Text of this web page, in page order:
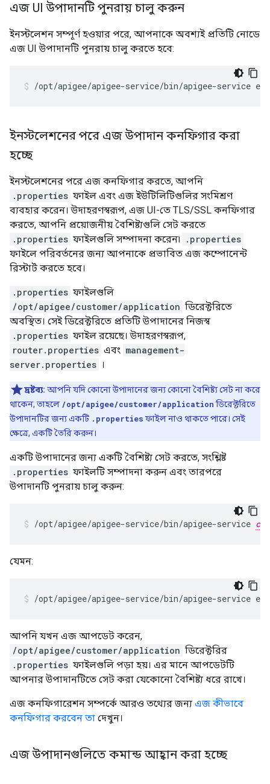
এজ UI উপাদানটি পুনরায় চালু করুন
ইনস্টলেশন সম্পূর্ণ হওয়ার পরে, আপনাকে অবশ্যই প্রতিটি নোডে
এজ UI উপাদানটি পুনরায় চালু করতে হবে:
/opt/apigee/apigee-service/bin/apigee-service
ইনস্টলেশনের পরে এজ উপাদান কনফিগার করা
হচ্ছে
ইনস্টলেশনের পরে এজ কনফিগার করতে, আপনি
.properties ফাইল এবং এজ ইউটিলিটিগুলির সংমিশ্রণ
ব্যবহার করেন। উদাহরণস্বরূপ, এজ UI-তে TLS/SSL কনফিগার
করতে, আপনি প্রয়োজনীয় বৈশিষ্ট্যগুলি সেট করতে
.properties ফাইলগুলি সম্পাদনা করেন৷
.properties
ফাইলে পরিবর্তনের জন্য আপনাকে প্রভাবিত এজ কম্পোনেন্ট
রিস্টার্ট করতে হবে।
.properties ফাইলগুলি
/opt/apigee/customer/application ডিরেক্টরিতে
অবস্থিত। সেই ডিরেক্টরিতে প্রতিটি উপাদানের নিজস্ব
.properties ফাইল রয়েছে। উদাহরণস্বরূপ,
router.properties এবং management-
server.properties ।
দ্রষ্টব্য: আপনি যদি কোনো উপাদানের জন্য কোনো বৈশিষ্ট্য সেট না করে
থাকেন, তাহলে /opt/apigee/customer/application ডিরেক্টরিতে
উপাদানটির জন্য একটি .properties ফাইল নাও থাকতে পারে। সেই
ক্ষেত্রে, একটি তৈরি করুন।
একটি উপাদানের জন্য একটি বৈশিষ্ট্য সেট করতে, সংশ্লিষ্ট
.properties ফাইলটি সম্পাদনা করুন এবং তারপরে
উপাদানটি পুনরায় চালু করুন:
/opt/apigee/apigee-service/bin/apigee-service
যেমন:
/opt/apigee/apigee-service/bin/apigee-service
আপনি যখন এজ আপডেট করেন,
/opt/apigee/customer/application ডিরেক্টরির
.properties ফাইলগুলি পড়া হয়। এর মানে আপডেটটি
আপনার উপাদানটিতে সেট করা যেকোনো বৈশিষ্ট্য ধরে রাখে।
এজ কনফিগারেশন সম্পর্কে আরও তথ্যের জন্য এজ কীভাবে
কনফিগার করবেন তা দেখুন।
এজ উপাদানগুলিতে কমান্ড আহ্বান করা হচ্ছে